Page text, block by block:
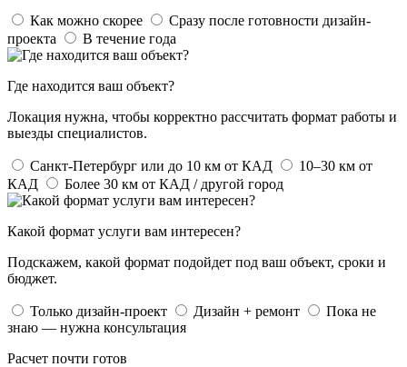
Как можно скорее
Сразу после готовности дизайн-
проекта
В течение года
Где находится ваш объект?
Локация нужна, чтобы корректно рассчитать формат работы и
выезды специалистов.
Санкт-Петербург или до 10 км от КАД
10–30 км от
КАД
Более 30 км от КАД / другой город
Какой формат услуги вам интересен?
Подскажем, какой формат подойдет под ваш объект, сроки и
бюджет.
Только дизайн-проект Дизайн + ремонт
Пока не
знаю — нужна консультация
Расчет почти готов